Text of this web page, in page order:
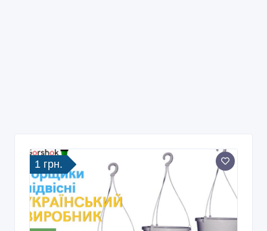
1 грн.